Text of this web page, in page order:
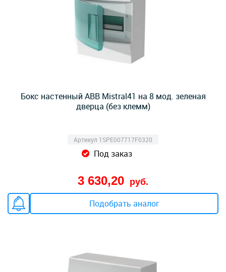
Бокс настенный ABB Mistral41 на 8 мод. зеленая
дверца (без клемм)
Артикул 1SPE007717F0320
Под заказ
3 630,20 руб.
Подобрать аналог